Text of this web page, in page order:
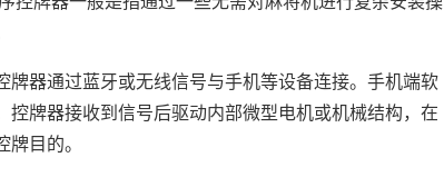
牌器通过蓝牙或无线信号与手机等设备连接。手机端软
牌器接收到信号后驱动内部微型电机或机械结构，在
目的。